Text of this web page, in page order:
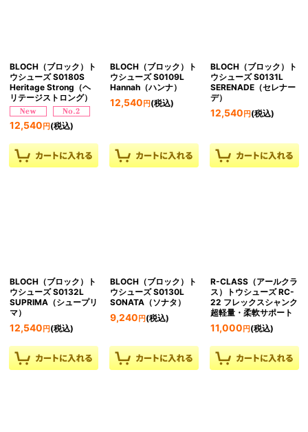
BLOCH（ブロック）ト
ウシューズ S0180S
Heritage Strong（ヘ
リテージストロング）
12,540 円 (税込)
BLOCH（ブロック）ト
ウシューズ S0109L
Hannah（ハンナ）
12,540 円(税込)
BLOCH（ブロック）ト
ウシューズ S0131L
SERENADE（セレナー
デ）
12,540 円(税込)
BLOCH（ブロック）ト
ウシューズ S0132L
SUPRIMA（シュープリ
マ）
12,540 円 (税込)
BLOCH（ブロック）ト
ウシューズ S0130L
SONATA（ソナタ）
9,240 円(税込)
R-CLASS（アールクラ
ス）トウシューズ RC-
22 フレックスシャンク
超軽量・柔軟サポート
11,000 円(税込)